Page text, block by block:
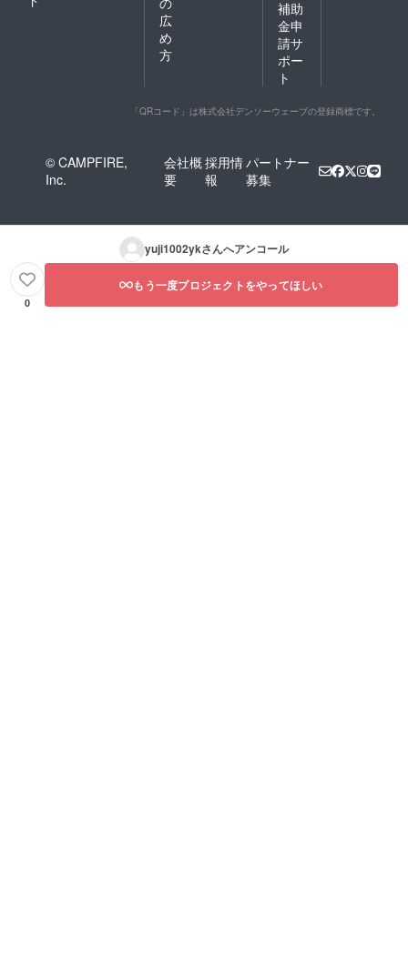
広
め
方
補助
金申
請サ
ポー
ト
「QRコード」は株式会社デンソーウェーブの登録商標です。
© CAMPFIRE,
Inc.
会社概
要
採用情
報
パートナー
募集
yuji1002ykさんへアンコール
0
もう一度プロジェクトをやってほしい